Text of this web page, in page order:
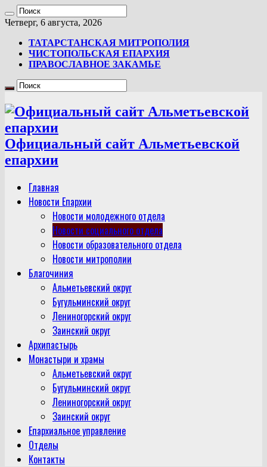
Четверг, 6 августа, 2026
ТАТАРСТАНСКАЯ МИТРОПОЛИЯ
ЧИСТОПОЛЬСКАЯ ЕПАРХИЯ
ПРАВОСЛАВНОЕ ЗАКАМЬЕ
Официальный сайт Альметьевской
епархии
Главная
Новости Епархии
Новости молодежного отдела
Новости социального отдела
Новости образовательного отдела
Новости митрополии
Благочиния
Альметьевский округ
Бугульминский округ
Лениногорский округ
Заинский округ
Архипастырь
Монастыри и храмы
Альметьевский округ
Бугульминский округ
Лениногорский округ
Заинский округ
Епархиальное управление
Отделы
Контакты